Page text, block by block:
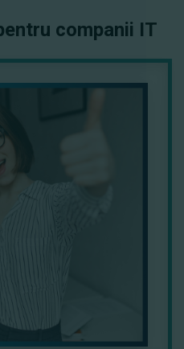
companii IT